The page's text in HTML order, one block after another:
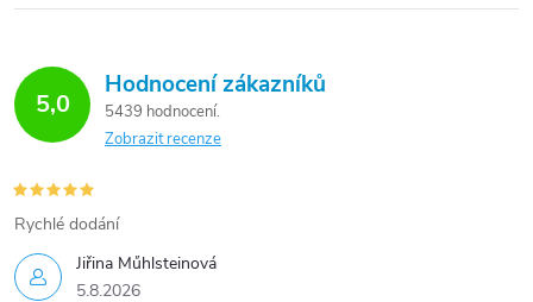
5,0
Hodnocení zákazníků
5439 hodnocení
Zobrazit recenze
Jiřina Műhlsteinová
5.8.2026
Rychlé dodání